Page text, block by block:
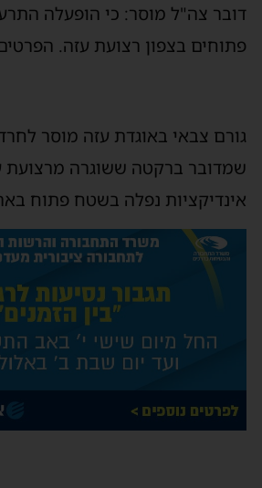
דובר צה"ל מוסר: כי הופעלה
פתוחים בצפון רצועת עזה.
גורם צבאי באוגדת עזה מוסר
שמדובר ברקטה ששוגרה מרצועת
אינדיקציות נפלה בשטח פתוח